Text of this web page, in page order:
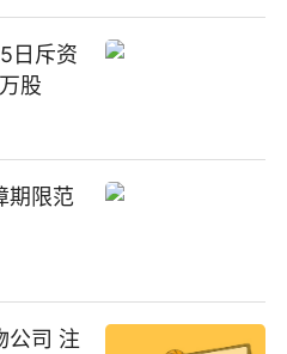
日斥资
股
期限范
公司 注